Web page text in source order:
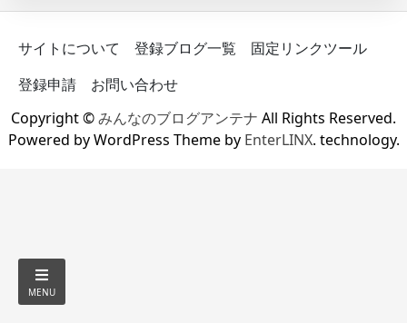
サイトについて 登録ブログ一覧
固定リンクツール
登録申請
お問い合わせ
Copyright ©みんなのブログアンテナ All Rights Reserved.
Powered by WordPress Theme by EnterLINX. technology.
MENU